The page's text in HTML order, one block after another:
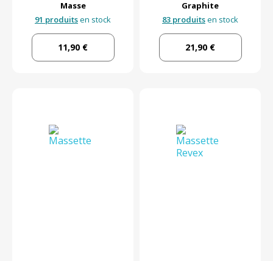
Masse
91 produitsen stock
11,90 €
Graphite
83 produitsen stock
21,90 €